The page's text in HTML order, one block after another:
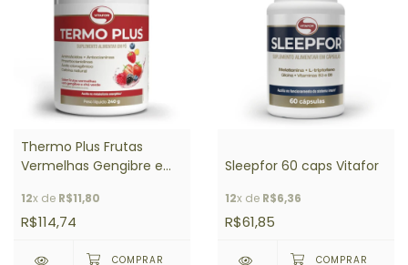
Thermo Plus Frutas
Vermelhas Gengibre e
Vitafor
12x de R$11,80
R$114,74
Sleepfor 60 caps Vitafor
12x de R$6,36
R$61,85